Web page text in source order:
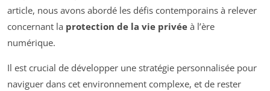
article, nous avons abordé les défis contemporains à relever
concernant la protection de la vie privée à l’ère
numérique.
Il est crucial de développer une stratégie personnalisée pour
naviguer dans cet environnement complexe, et de rester